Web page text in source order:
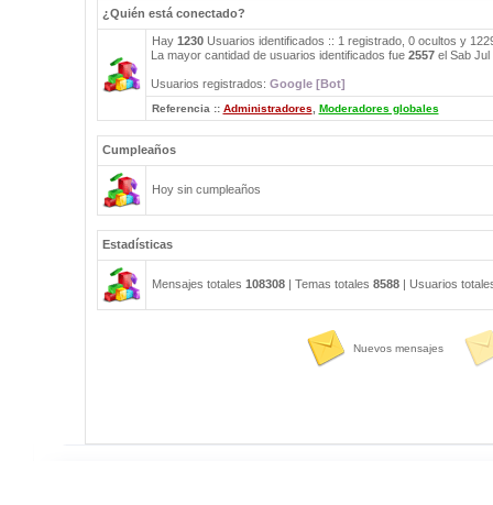
¿Quién está conectado?
Hay 1230Usuarios identificados :: 1 registrado, 0 ocultos y
La mayor cantidad de usuarios identificados fue 2557el Sab Jul
Usuarios registrados: Google [Bot]
Referencia :: Administradores Moderadores globales
Cumpleaños
Hoy sin cumpleaños
Estadísticas
Mensajes totales 108308| Temas totales 8588| Usuarios
Nuevos mensajes